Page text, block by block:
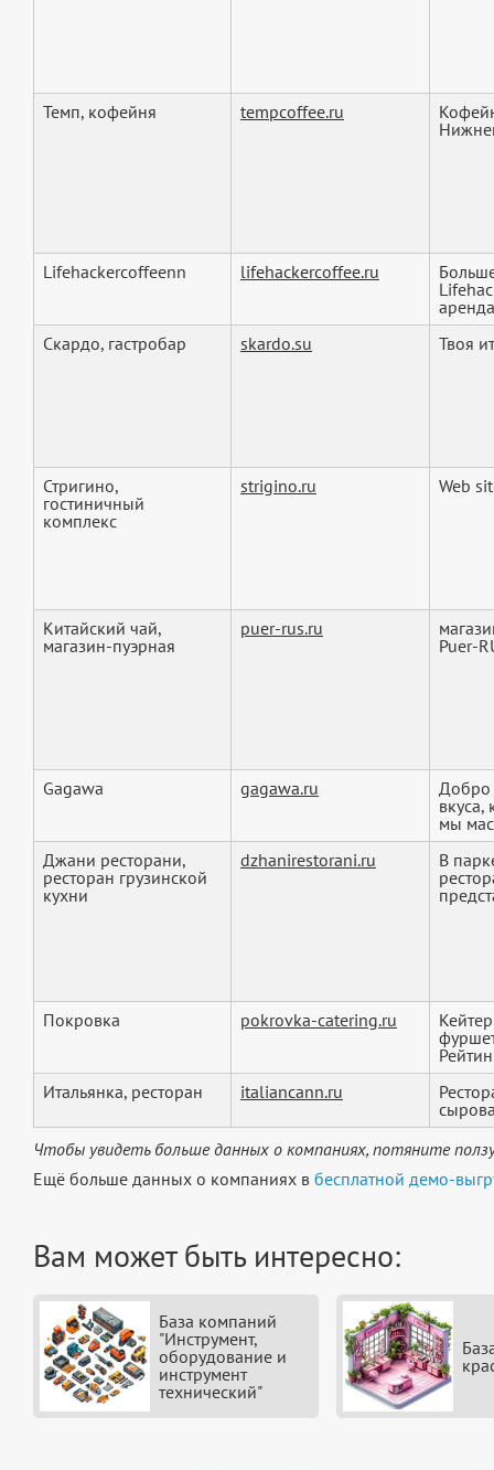
Темп, кофейня tempcoffee.ru
Lifehackercoffeenn lifehackercoffee.ru
Скардо, гастробар
skardo.su Твоя
Стригино,
гостиничный
комплекс
strigino.ru Web
Китайский чай,
магазин-пуэрная
puer-rus.ru
Puer-
Gagawa gagawa.ru
Добро
мы
Джани ресторани,
ресторан грузинской
кухни
dzhanirestorani.ru
В
Покровка pokrovka-catering.ru
Итальянка, ресторан
italiancann.ru
Чтобы увидеть больше данных о компаниях, потяните
Ещё больше данных о компаниях в бесплатной демо-
Вам может быть интересно:
База компаний
"Инструмент,
оборудование и
инструмент
технический"